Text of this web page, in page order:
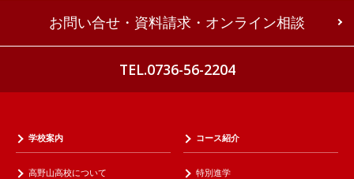
お問い合せ・資料請求・オンライン相談
TEL.0736-56-2204
学校案内
高野山高校について
コース紹介
特別進学